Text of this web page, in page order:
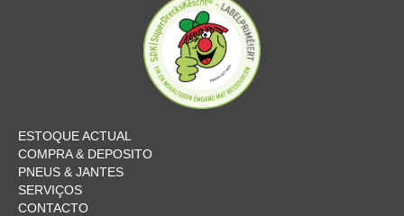
ESTOQUE ACTUAL
COMPRA & DEPOSITO
PNEUS & JANTES
SERVIÇOS
CONTACTO